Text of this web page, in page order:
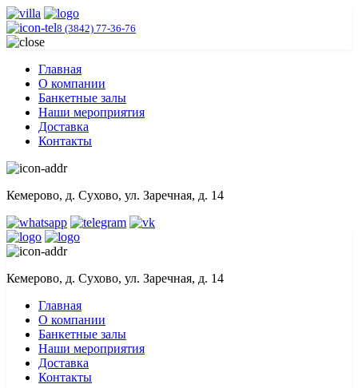
8 (3842) 77-36-76
Главная
О компании
Банкетные залы
Наши мероприятия
Доставка
Контакты
Кемерово, д. Сухово, ул. Заречная, д. 14
Кемерово, д. Сухово, ул. Заречная, д. 14
Главная
О компании
Банкетные залы
Наши мероприятия
Доставка
Контакты